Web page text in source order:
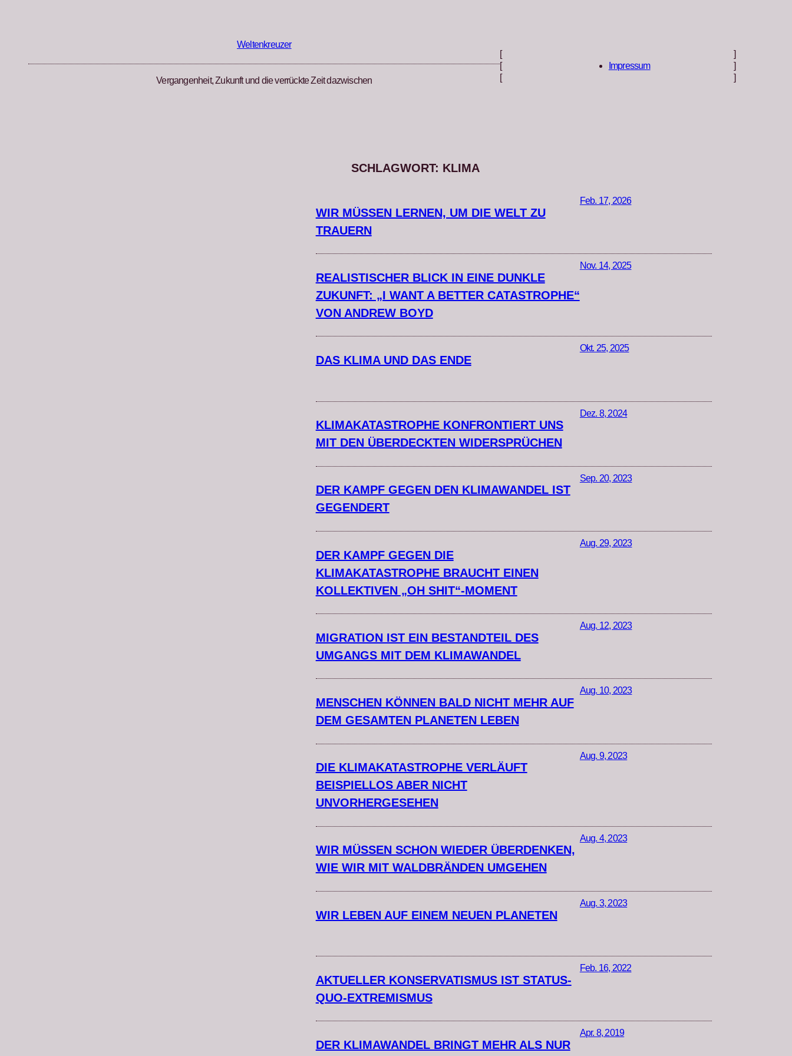
Weltenkreuzer
Vergangenheit, Zukunft und die verrückte Zeit dazwischen
[
[
[
Impressum
]
]
]
SCHLAGWORT: KLIMA
WIR MÜSSEN LERNEN, UM DIE WELT ZU
TRAUERN
Feb. 17, 2026
REALISTISCHER BLICK IN EINE DUNKLE
ZUKUNFT: „I WANT A BETTER CATASTROPHE“
VON ANDREW BOYD
Nov. 14, 2025
DAS KLIMA UND DAS ENDE
Okt. 25, 2025
KLIMAKATASTROPHE KONFRONTIERT UNS
MIT DEN ÜBERDECKTEN WIDERSPRÜCHEN
Dez. 8, 2024
DER KAMPF GEGEN DEN KLIMAWANDEL IST
GEGENDERT
Sep. 20, 2023
DER KAMPF GEGEN DIE
KLIMAKATASTROPHE BRAUCHT EINEN
KOLLEKTIVEN „OH SHIT“-MOMENT
Aug. 29, 2023
MIGRATION IST EIN BESTANDTEIL DES
UMGANGS MIT DEM KLIMAWANDEL
Aug. 12, 2023
MENSCHEN KÖNNEN BALD NICHT MEHR AUF
DEM GESAMTEN PLANETEN LEBEN
Aug. 10, 2023
DIE KLIMAKATASTROPHE VERLÄUFT
BEISPIELLOS ABER NICHT
UNVORHERGESEHEN
Aug. 9, 2023
WIR MÜSSEN SCHON WIEDER ÜBERDENKEN,
WIE WIR MIT WALDBRÄNDEN UMGEHEN
Aug. 4, 2023
WIR LEBEN AUF EINEM NEUEN PLANETEN
Aug. 3, 2023
AKTUELLER KONSERVATISMUS IST STATUS-
QUO-EXTREMISMUS
Feb. 16, 2022
DER KLIMAWANDEL BRINGT MEHR ALS NUR
Apr. 8, 2019